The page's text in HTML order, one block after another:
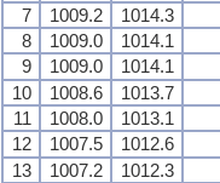
7
1009.2 1014.3
8
1009.0 1014.1
9
1009.0 1014.1
10
1008.6 1013.7
11
1008.0 1013.1
12
1007.5 1012.6
13
1007.2 1012.3